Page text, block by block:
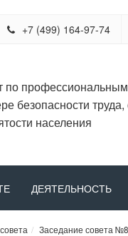
+7 (499) 164-97-74
по
безопасности
населения
ДЕЯТЕЛЬНОСТЬ
Заседание совета